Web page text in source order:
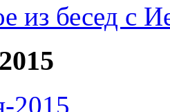
из бесед с
2015